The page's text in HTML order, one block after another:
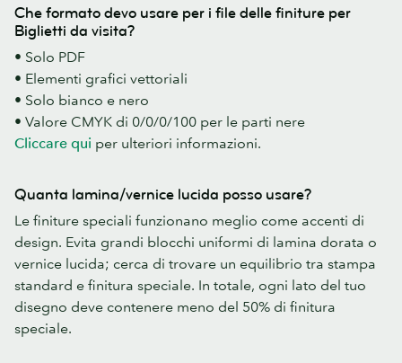
Che formato devo usare per i file delle finiture per
Biglietti da visita?
• Solo PDF
• Elementi grafici vettoriali
• Solo bianco e nero
• Valore CMYK di 0/0/0/100 per le parti nere
Cliccare qui per ulteriori informazioni.
Quanta lamina/vernice lucida posso usare?
Le finiture speciali funzionano meglio come accenti di
design. Evita grandi blocchi uniformi di lamina dorata o
vernice lucida; cerca di trovare un equilibrio tra stampa
standard e finitura speciale. In totale, ogni lato del tuo
disegno deve contenere meno del 50% di finitura
speciale.